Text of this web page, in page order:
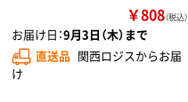
￥808（税込）
お届け日：9月3日（木）まで
直送品 関西ロジスからお届
け